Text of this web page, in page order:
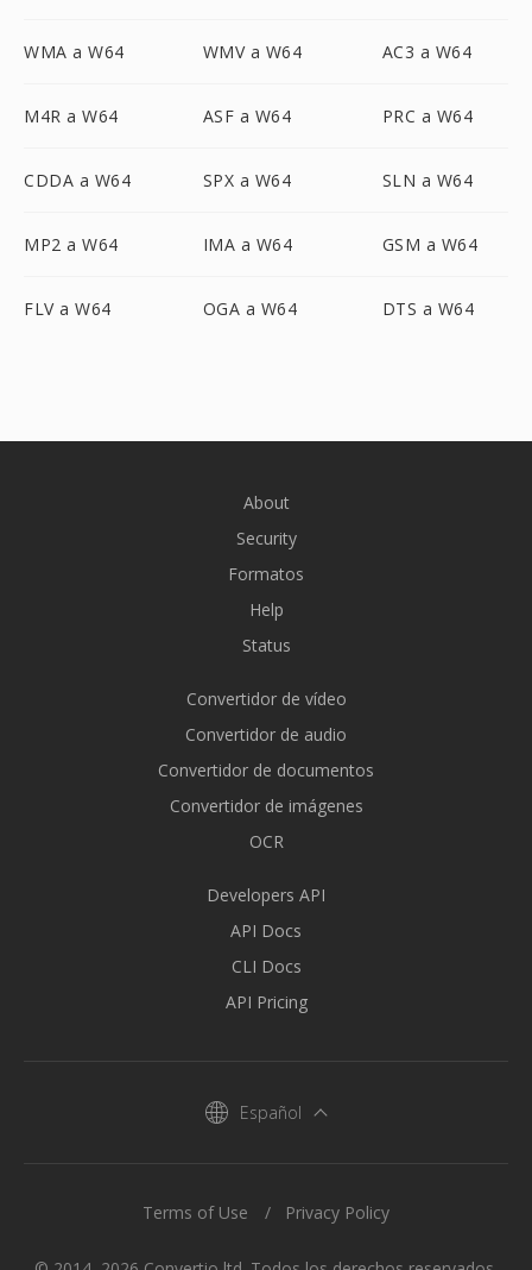
WMA a W64 WMV a W64 AC3 a W64
M4R a W64 ASF a W64 PRC a W64
CDDA a W64 SPX a W64 SLN a W64
MP2 a W64 IMA a W64 GSM a W64
FLV a W64 OGA a W64 DTS a W64
About
Security
Formatos
Help
Status
Convertidor de vídeo
Convertidor de audio
Convertidor de documentos
Convertidor de imágenes
OCR
Developers API
API Docs
CLI Docs
API Pricing
Español
Terms of Use Privacy Policy